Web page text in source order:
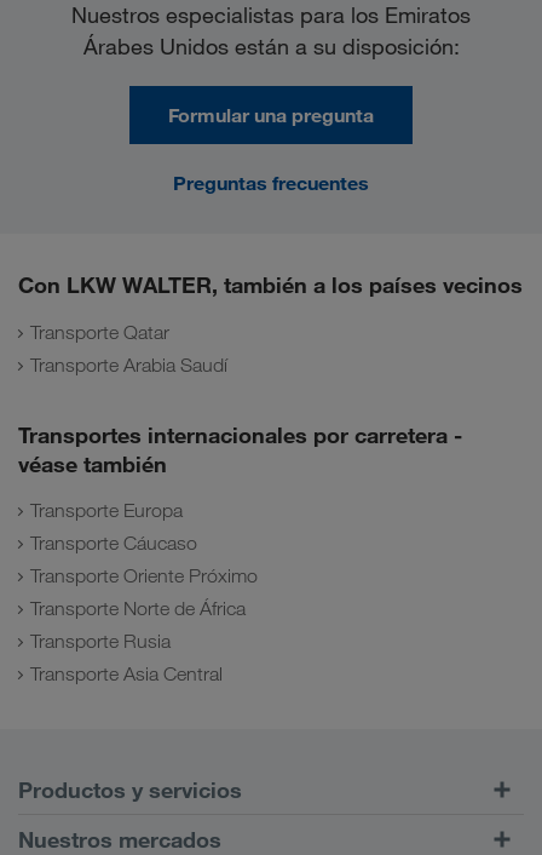
Nuestros especialistas para los Emiratos
Árabes Unidos están a su disposición:
Formular una pregunta
Preguntas frecuentes
Con LKW WALTER, también a los países vecinos
Transporte Qatar
Transporte Arabia Saudí
Transportes internacionales por carretera -
véase también
Transporte Europa
Transporte Cáucaso
Transporte Oriente Próximo
Transporte Norte de África
Transporte Rusia
Transporte Asia Central
Productos y servicios
Transportes por carretera
Nuestros mercados